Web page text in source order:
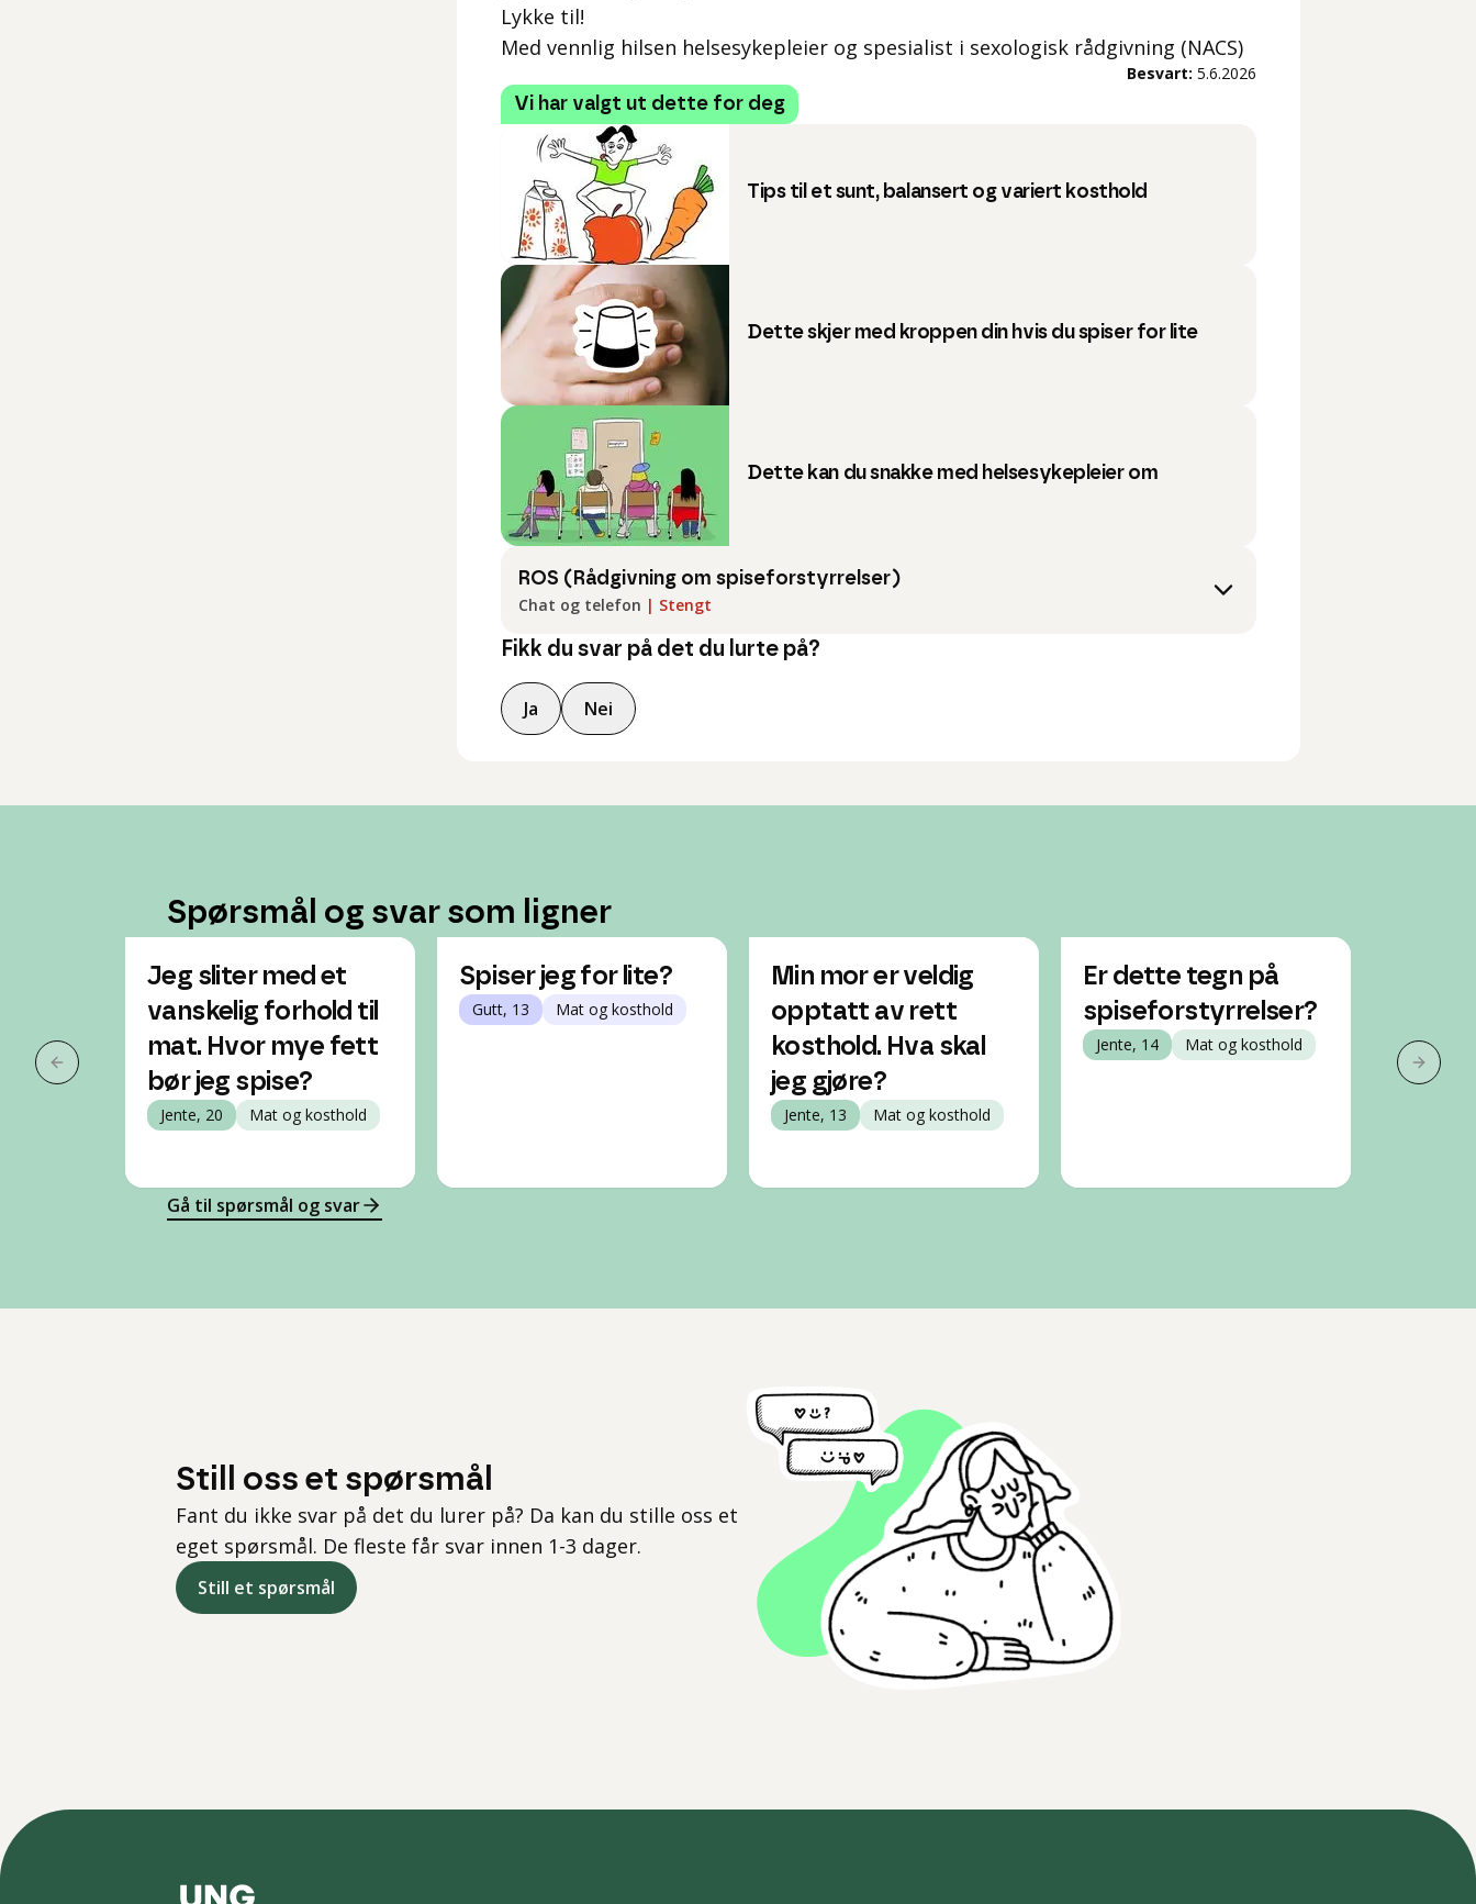
Lykke til!
Med vennlig hilsen helsesykepleier og spesialist i sexologisk rådgivning (NACS)
Besvart: 5.6.2026
Vi har valgt ut dette for deg
Tips til et sunt, balansert og variert kosthold
Dette skjer med kroppen din hvis du spiser for lite
Dette kan du snakke med helsesykepleier om
ROS (Rådgivning om spiseforstyrrelser)
Chat og telefon | Stengt
Fikk du svar på det du lurte på?
Ja Nei
Spørsmål og svar som ligner
Forrige slide
Jeg sliter med et
vanskelig forhold til
mat. Hvor mye fett
bør jeg spise?
Jente, 20 Mat og kosthold
Spiser jeg for lite?
Gutt, 13 Mat og kosthold
Min mor er veldig
opptatt av rett
kosthold. Hva skal
jeg gjøre?
Jente, 13 Mat og kosthold
Er dette tegn på
spiseforstyrrelser?
Jente, 14 Mat og kosthold
hvor
Neste
Gå til spørsmål og svar
Still oss et spørsmål
Fant du ikke svar på det du lurer på? Da kan du stille oss et
eget spørsmål. De fleste får svar innen 1-3 dager.
Still et spørsmål